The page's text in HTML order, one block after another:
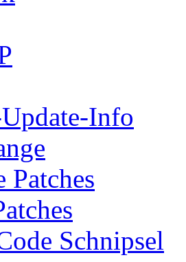
Info
Patches
Schnipsel